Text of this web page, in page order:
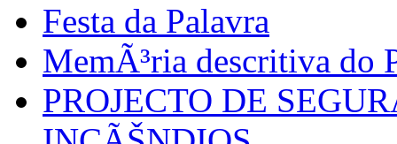
Festa da Palavra
MemÃ³ria descritiva do
PROJECTO DE